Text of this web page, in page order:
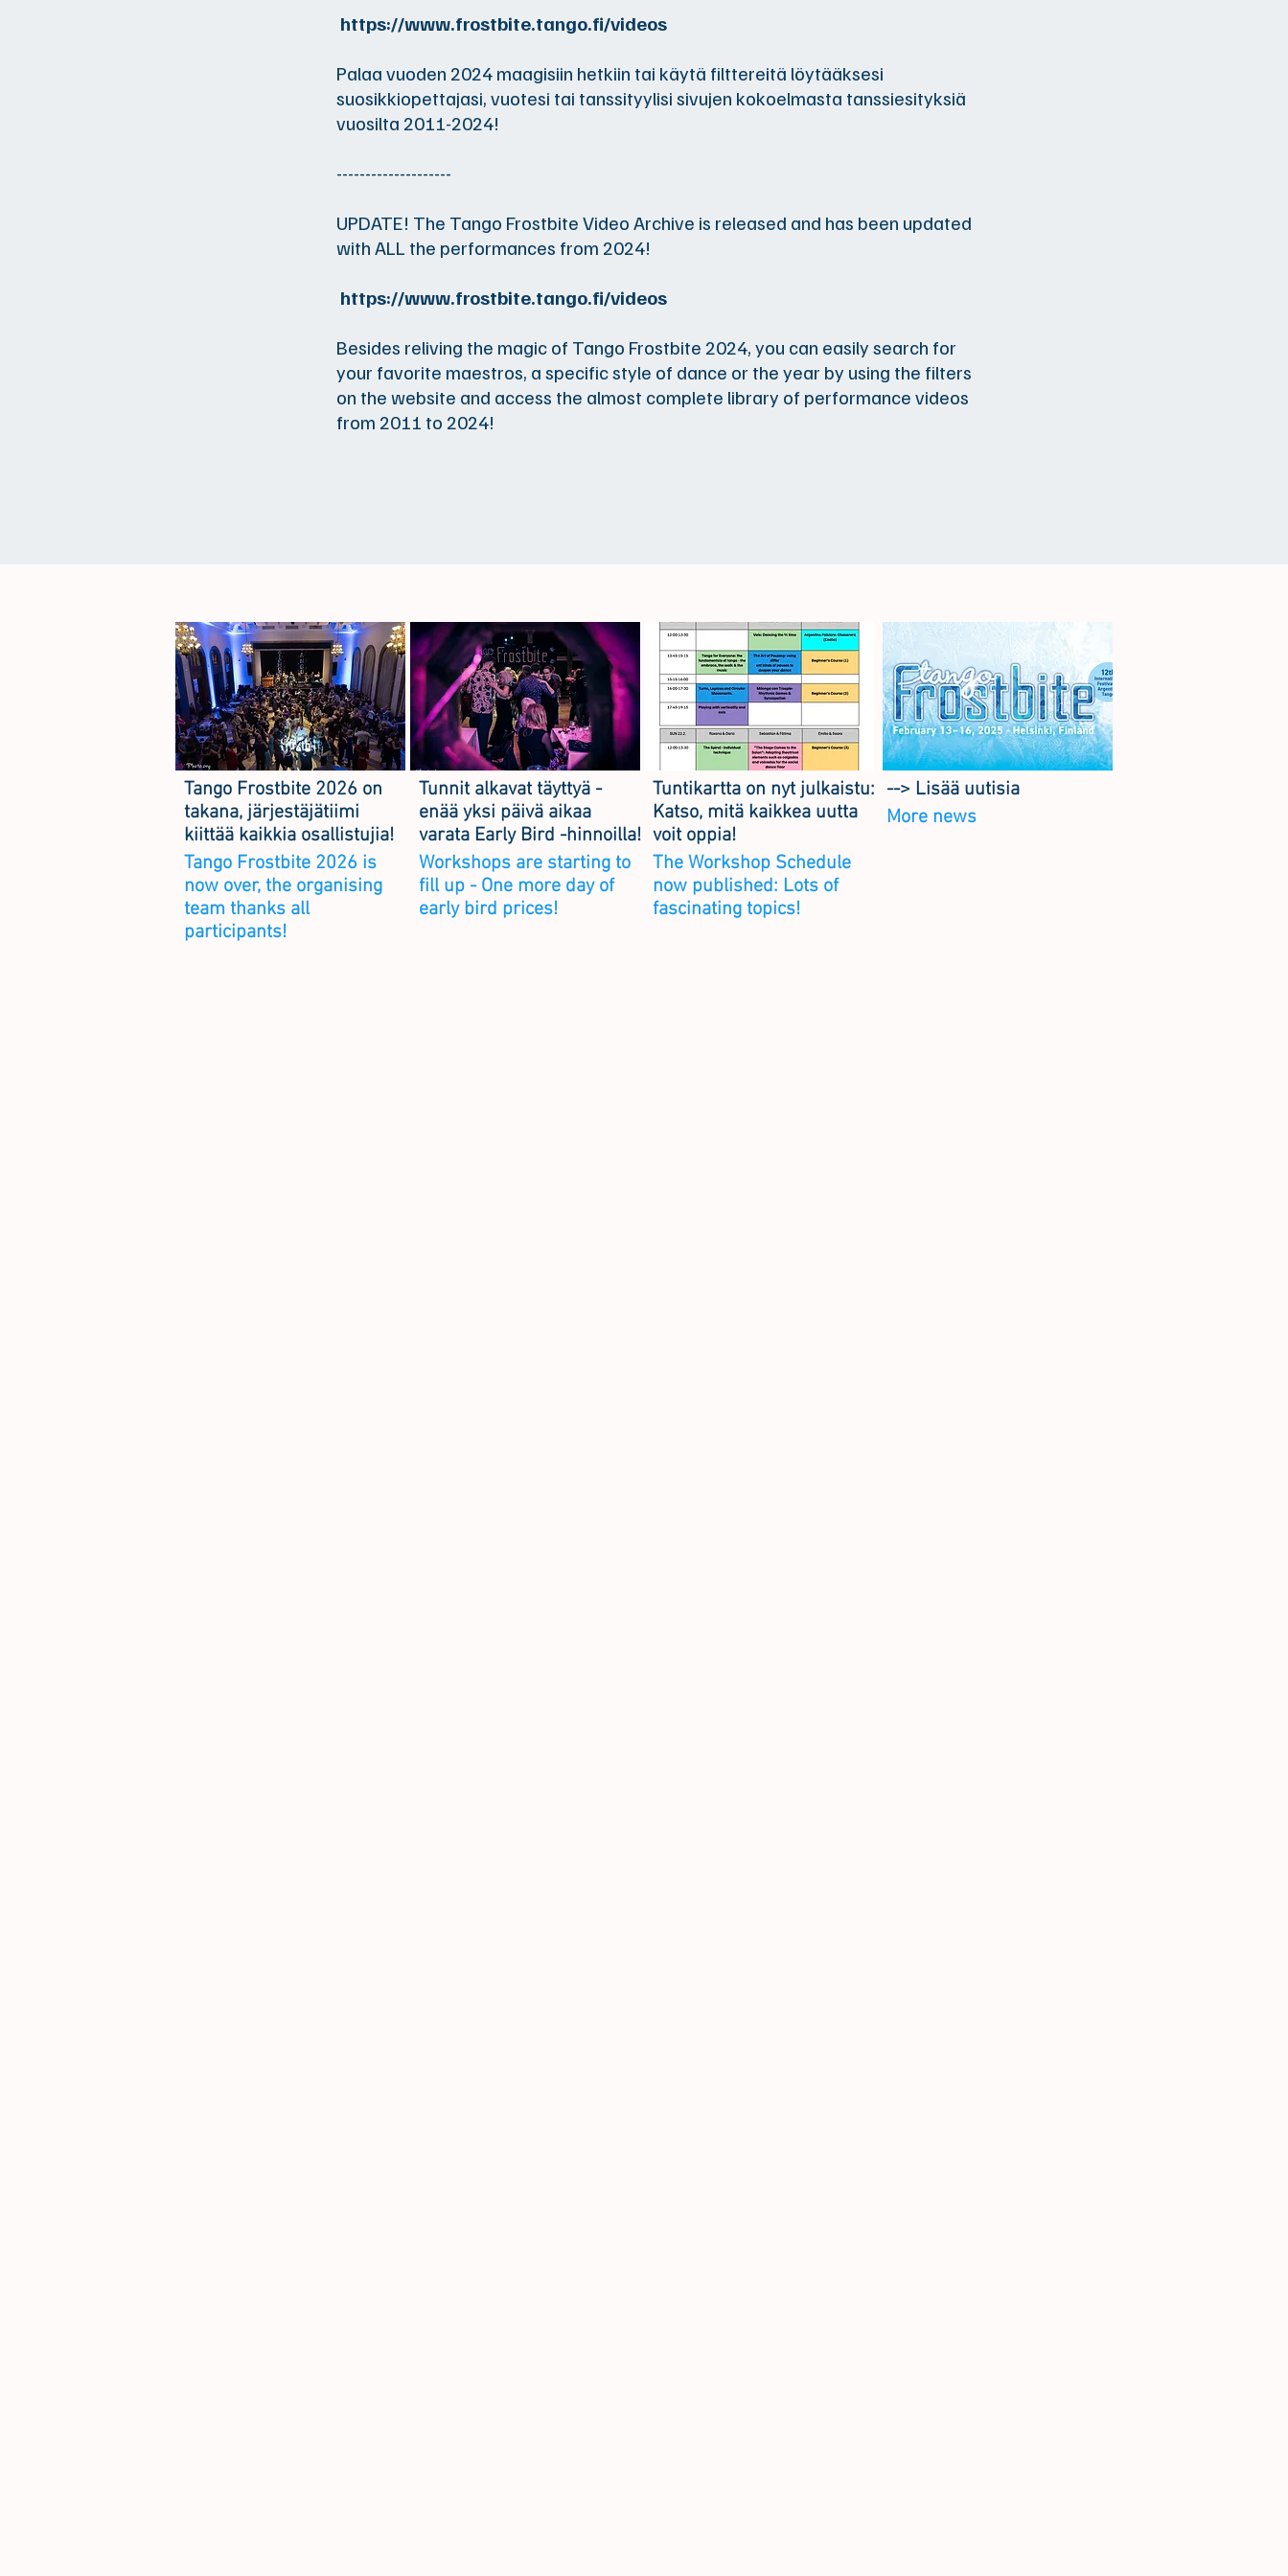
https://www.frostbite.tango.fi/videos
Palaa vuoden 2024 maagisiin hetkiin tai käytä filttereitä löytääksesi
suosikkiopettajasi, vuotesi tai tanssityylisi sivujen kokoelmasta tanssiesityksiä
vuosilta 2011-2024!
--------------------
UPDATE! The Tango Frostbite Video Archive is released and has been updated
with ALL the performances from 2024!
https://www.frostbite.tango.fi/videos
Besides reliving the magic of Tango Frostbite 2024, you can easily search for
your favorite maestros, a specific style of dance or the year by using the filters
on the website and access the almost complete library of performance videos
from 2011 to 2024!
Tango Frostbite 2026 on
takana, järjestäjätiimi
kiittää kaikkia osallistujia!
Tango Frostbite 2026 is
now over, the organising
team thanks all
participants!
Tunnit alkavat täyttyä -
enää yksi päivä aikaa
varata Early Bird -hinnoilla!
Workshops are starting to
fill up - One more day of
early bird prices!
Tuntikartta on nyt julkaistu:
Katso, mitä kaikkea uutta
voit oppia!
The Workshop Schedule
now published: Lots of
fascinating topics!
--> Lisää uutisia
More news